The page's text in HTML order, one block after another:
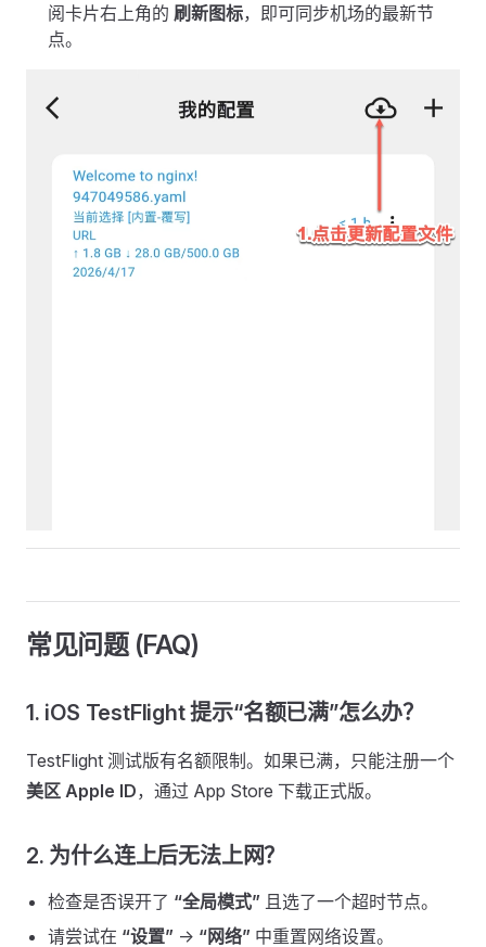
阅卡片右上角的 刷新图标，即可同步机场的最新节
点。
常见问题 (FAQ)
1. iOS TestFlight 提示“名额已满”怎么办？
TestFlight 测试版有名额限制。如果已满，只能注册一个
美区 Apple ID，通过 App Store 下载正式版。
2. 为什么连上后无法上网？
检查是否误开了 “全局模式” 且选了一个超时节点。
请尝试在 “设置” -> “网络” 中重置网络设置。